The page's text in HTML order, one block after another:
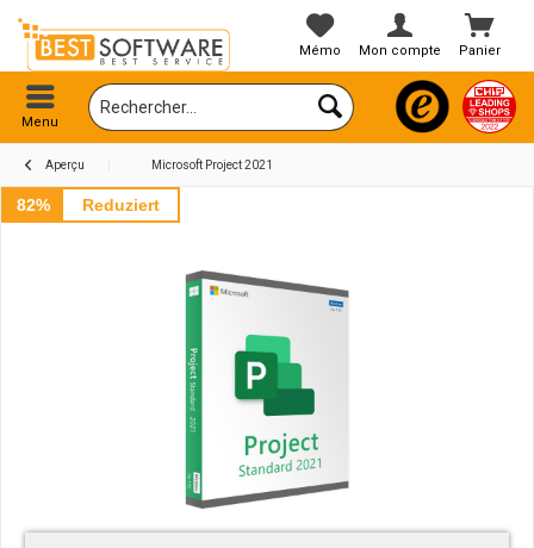
Panier
Mémo Mon compte
Menu
Aperçu Microsoft Project 2021
82% Reduziert